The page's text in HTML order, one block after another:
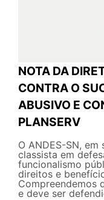
NOTA DA
CONTRA O
ABUSIVO E
PLANSERV
O ANDES-SN,
classista em
funcionalismo
direitos e
Compreendemos
e deve ser